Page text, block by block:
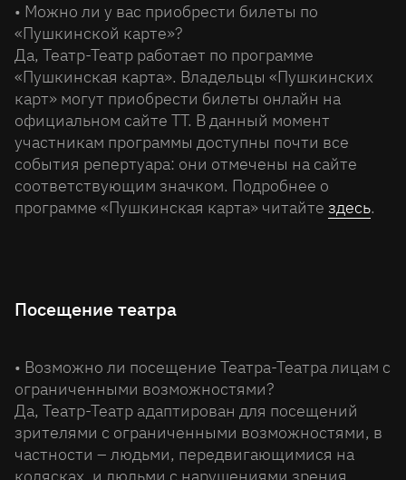
• Можно ли у вас приобрести билеты по
«Пушкинской карте»?
Да, Театр-Театр работает по программе
«Пушкинская карта». Владельцы «Пушкинских
карт» могут приобрести билеты онлайн на
официальном сайте ТТ. В данный момент
участникам программы доступны почти все
события репертуара: они отмечены на сайте
соответствующим значком. Подробнее о
программе «Пушкинская карта» читайте здесь.
Посещение театра
• Возможно ли посещение Театра-Театра лицам с
ограниченными возможностями?
Да, Театр-Театр адаптирован для посещений
зрителями с ограниченными возможностями, в
частности – людьми, передвигающимися на